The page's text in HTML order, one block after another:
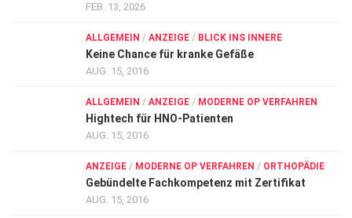
FEB. 13, 2026
ALLGEMEIN / ANZEIGE / BLICK INS INNERE
Keine Chance für kranke Gefäße
AUG. 15, 2016
ALLGEMEIN / ANZEIGE / MODERNE OP VERFAHREN
Hightech für HNO-Patienten
AUG. 15, 2016
ANZEIGE / MODERNE OP VERFAHREN / ORTHOPÄDIE
Gebündelte Fachkompetenz mit Zertifikat
AUG. 15, 2016